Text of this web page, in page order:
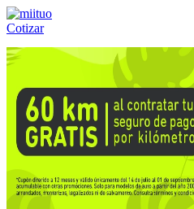
Cotizar
Llámanos al:(55) 84-21-05-00 ó